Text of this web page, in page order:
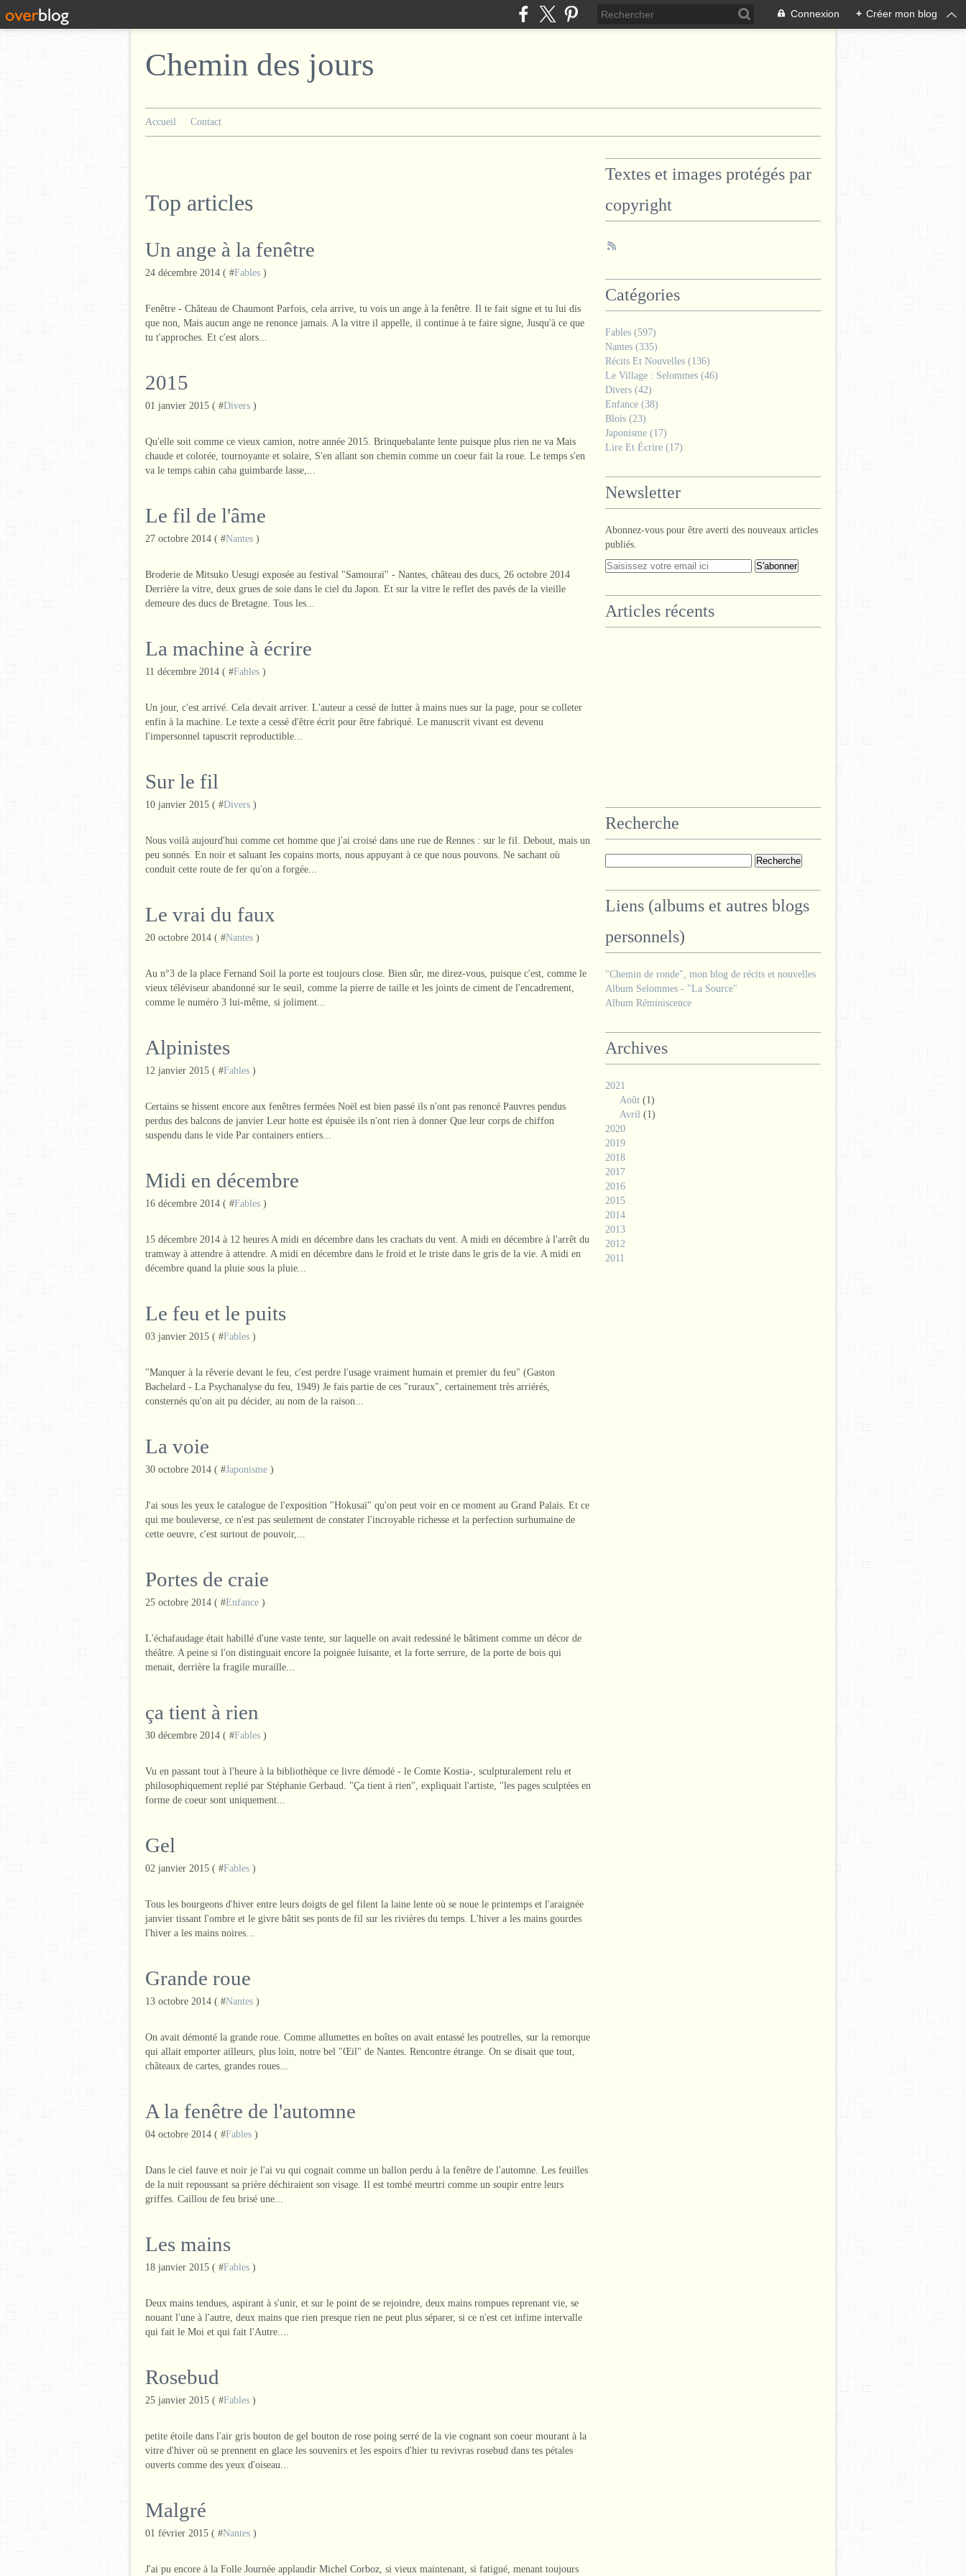
Connexion + Créer mon blog
Chemin des jours
Accueil Contact
Top articles
Un ange à la fenêtre
24 décembre 2014 ( #Fables )
Fenêtre - Château de Chaumont Parfois, cela arrive, tu vois un ange à la fenêtre. Il te fait signe et tu lui dis
que non, Mais aucun ange ne renonce jamais. A la vitre il appelle, il continue à te faire signe, Jusqu'à ce que
tu t'approches. Et c'est alors...
2015
01 janvier 2015 ( #Divers )
Qu'elle soit comme ce vieux camion, notre année 2015. Brinquebalante lente puisque plus rien ne va Mais
chaude et colorée, tournoyante et solaire, S'en allant son chemin comme un coeur fait la roue. Le temps s'en
va le temps cahin caha guimbarde lasse,...
Le fil de l'âme
27 octobre 2014 ( #Nantes )
Broderie de Mitsuko Uesugi exposée au festival "Samouraï" - Nantes, château des ducs, 26 octobre 2014
Derrière la vitre, deux grues de soie dans le ciel du Japon. Et sur la vitre le reflet des pavés de la vieille
demeure des ducs de Bretagne. Tous les...
La machine à écrire
11 décembre 2014 ( #Fables )
Un jour, c'est arrivé. Cela devait arriver. L'auteur a cessé de lutter à mains nues sur la page, pour se colleter
enfin à la machine. Le texte a cessé d'être écrit pour être fabriqué. Le manuscrit vivant est devenu
l'impersonnel tapuscrit reproductible...
Sur le fil
10 janvier 2015 ( #Divers )
Nous voilà aujourd'hui comme cet homme que j'ai croisé dans une rue de Rennes : sur le fil. Debout, mais un
peu sonnés. En noir et saluant les copains morts, nous appuyant à ce que nous pouvons. Ne sachant où
conduit cette route de fer qu'on a forgée...
Le vrai du faux
20 octobre 2014 ( #Nantes )
Au n°3 de la place Fernand Soil la porte est toujours close. Bien sûr, me direz-vous, puisque c'est, comme le
vieux téléviseur abandonné sur le seuil, comme la pierre de taille et les joints de ciment de l'encadrement,
comme le numéro 3 lui-même, si joliment...
Alpinistes
12 janvier 2015 ( #Fables )
Certains se hissent encore aux fenêtres fermées Noël est bien passé ils n'ont pas renoncé Pauvres pendus
perdus des balcons de janvier Leur hotte est épuisée ils n'ont rien à donner Que leur corps de chiffon
suspendu dans le vide Par containers entiers...
Midi en décembre
16 décembre 2014 ( #Fables )
15 décembre 2014 à 12 heures A midi en décembre dans les crachats du vent. A midi en décembre à l'arrêt du
tramway à attendre à attendre. A midi en décembre dans le froid et le triste dans le gris de la vie. A midi en
décembre quand la pluie sous la pluie...
Le feu et le puits
03 janvier 2015 ( #Fables )
"Manquer à la rêverie devant le feu, c'est perdre l'usage vraiment humain et premier du feu" (Gaston
Bachelard - La Psychanalyse du feu, 1949) Je fais partie de ces "ruraux", certainement très arriérés,
consternés qu'on ait pu décider, au nom de la raison...
La voie
30 octobre 2014 ( #Japonisme )
J'ai sous les yeux le catalogue de l'exposition "Hokusaï" qu'on peut voir en ce moment au Grand Palais. Et ce
qui me bouleverse, ce n'est pas seulement de constater l'incroyable richesse et la perfection surhumaine de
cette oeuvre, c'est surtout de pouvoir,...
Portes de craie
25 octobre 2014 ( #Enfance )
L'échafaudage était habillé d'une vaste tente, sur laquelle on avait redessiné le bâtiment comme un décor de
théâtre. A peine si l'on distinguait encore la poignée luisante, et la forte serrure, de la porte de bois qui
menait, derrière la fragile muraille...
ça tient à rien
30 décembre 2014 ( #Fables )
Vu en passant tout à l'heure à la bibliothèque ce livre démodé - le Comte Kostia-, sculpturalement relu et
philosophiquement replié par Stéphanie Gerbaud. "Ça tient à rien", expliquait l'artiste, "les pages sculptées en
forme de coeur sont uniquement...
Gel
02 janvier 2015 ( #Fables )
Tous les bourgeons d'hiver entre leurs doigts de gel filent la laine lente où se noue le printemps et l'araignée
janvier tissant l'ombre et le givre bâtit ses ponts de fil sur les rivières du temps. L'hiver a les mains gourdes
l'hiver a les mains noires...
Grande roue
13 octobre 2014 ( #Nantes )
On avait démonté la grande roue. Comme allumettes en boîtes on avait entassé les poutrelles, sur la remorque
qui allait emporter ailleurs, plus loin, notre bel "Œil" de Nantes. Rencontre étrange. On se disait que tout,
châteaux de cartes, grandes roues...
A la fenêtre de l'automne
04 octobre 2014 ( #Fables )
Dans le ciel fauve et noir je l'ai vu qui cognait comme un ballon perdu à la fenêtre de l'automne. Les feuilles
de la nuit repoussant sa prière déchiraient son visage. Il est tombé meurtri comme un soupir entre leurs
griffes. Caillou de feu brisé une...
Les mains
18 janvier 2015 ( #Fables )
Deux mains tendues, aspirant à s'unir, et sur le point de se rejoindre, deux mains rompues reprenant vie, se
nouant l'une à l'autre, deux mains que rien presque rien ne peut plus séparer, si ce n'est cet infime intervalle
qui fait le Moi et qui fait l'Autre....
Rosebud
25 janvier 2015 ( #Fables )
petite étoile dans l'air gris bouton de gel bouton de rose poing serré de la vie cognant son coeur mourant à la
vitre d'hiver où se prennent en glace les souvenirs et les espoirs d'hier tu revivras rosebud dans tes pétales
ouverts comme des yeux d'oiseau...
Malgré
01 février 2015 ( #Nantes )
J'ai pu encore à la Folle Journée applaudir Michel Corboz, si vieux maintenant, si fatigué, menant toujours
Textes et images protégés par
copyright
Catégories
Fables (597)
Nantes (335)
Récits Et Nouvelles (136)
Le Village : Selommes (46)
Divers (42)
Enfance (38)
Blois (23)
Japonisme (17)
Lire Et Écrire (17)
Newsletter
Abonnez-vous pour être averti des nouveaux articles
publiés.
Articles récents
Recherche
Liens (albums et autres blogs
personnels)
"Chemin de ronde", mon blog de récits et nouvelles
Album Selommes - "La Source"
Album Réminiscence
Archives
2021
Août (1)
Avril (1)
2020
2019
2018
2017
2016
2015
2014
2013
2012
2011